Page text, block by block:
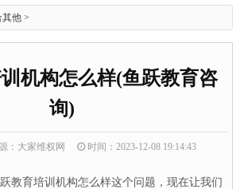
其他>
机构怎么样(鱼跃教育咨
询)
：大家维权网 时间：2023-12-08 19:14:43
教育培训机构怎么样这个问题，现在让我们